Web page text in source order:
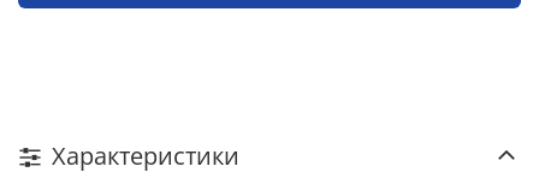
Характеристики